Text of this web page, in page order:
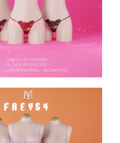
Rosamund Lingerie Set